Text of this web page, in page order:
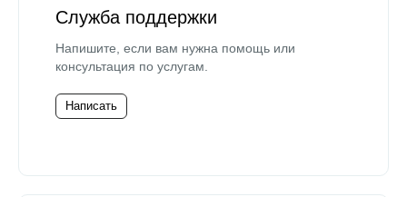
Служба поддержки
Напишите, если вам нужна помощь или
консультация по услугам.
Написать